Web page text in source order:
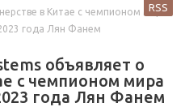
в Китае с чемпионом мира
года Лян Фанем
объявляет о
с чемпионом мира
года Лян Фанем
RSS